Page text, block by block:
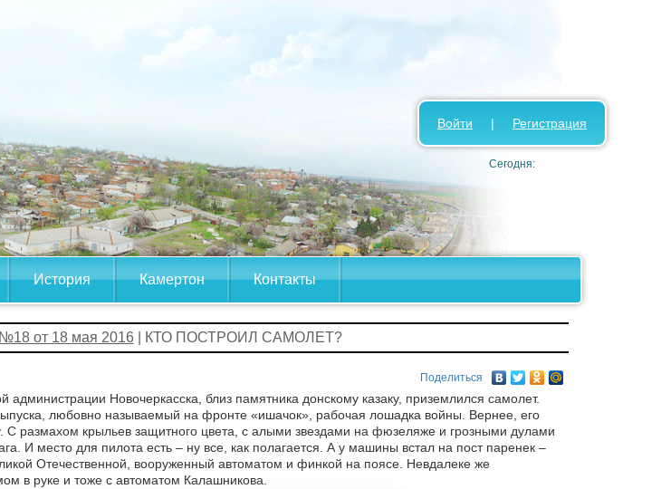
История Камертон Контакты
Войти | Регистрация
Сегодня:
от 18 мая 2016| КТО ПОСТРОИЛ САМОЛЕТ?
Поделиться
администрации Новочеркасска, близ памятника донскому казаку, приземлился самолет.
любовно называемый на фронте «ишачок», рабочая лошадка войны. Вернее, его
С размахом крыльев защитного цвета, с алыми звездами на фюзеляже и грозными дулами
И место для пилота есть – ну все, как полагается. А у машины встал на пост паренек –
Отечественной, вооруженный автоматом и финкой на поясе. Невдалеке же
в руке и тоже с автоматом Калашникова.